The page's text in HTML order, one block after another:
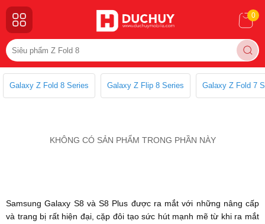
0
Galaxy Z Fold 8 Series Galaxy Z Flip 8 Series Galaxy Z Fold 7
KHÔNG CÓ SẢN PHẨM TRONG PHẦN NÀY
Samsung Galaxy S8 và S8 Plus được ra mắt với những nâng cấp
và trang bị rất hiện đại, cặp đôi tạo sức hút mạnh mẽ từ khi ra mắt